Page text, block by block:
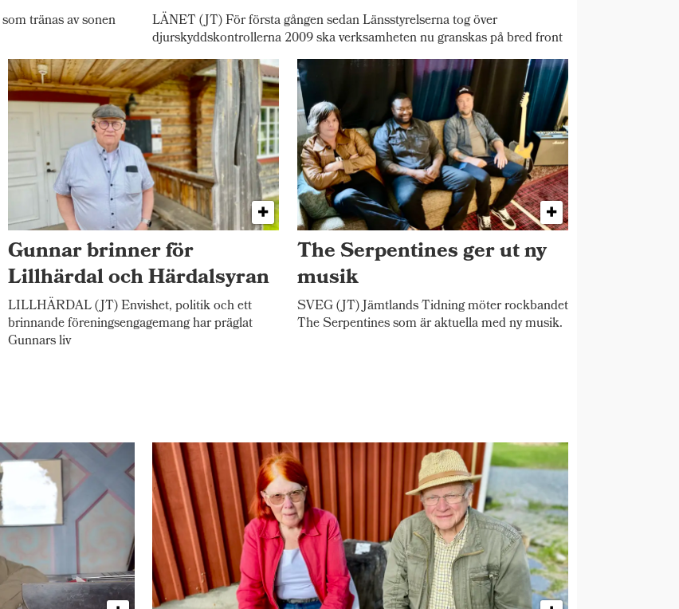
tränas av sonen
LÄNET (JT) För första gången sedan Länsstyrelserna tog över
djurskyddskontrollerna 2009 ska verksamheten nu granskas på bred front
Gunnar brinner för
Lillhärdal och Härdalsyran
LILLHÄRDAL (JT) Envishet, politik och ett
brinnande föreningsengagemang har präglat
Gunnars liv
The Serpentines ger ut ny
musik
SVEG (JT) Jämtlands Tidning möter rockbandet
The Serpentines som är aktuella med ny musik.